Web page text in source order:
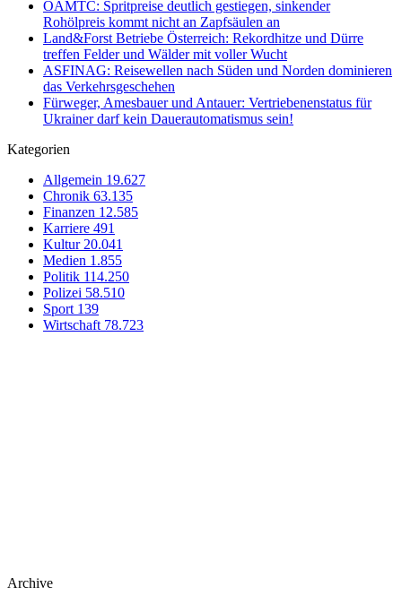
ÖAMTC: Spritpreise deutlich gestiegen, sinkender
Rohölpreis kommt nicht an Zapfsäulen an
Land&Forst Betriebe Österreich: Rekordhitze und Dürre
treffen Felder und Wälder mit voller Wucht
ASFINAG: Reisewellen nach Süden und Norden dominieren
das Verkehrsgeschehen
Fürweger, Amesbauer und Antauer: Vertriebenenstatus für
Ukrainer darf kein Dauerautomatismus sein!
Kategorien
Allgemein 19.627
Chronik 63.135
Finanzen 12.585
Karriere 491
Kultur 20.041
Medien 1.855
Politik 114.250
Polizei 58.510
Sport 139
Wirtschaft 78.723
Archive